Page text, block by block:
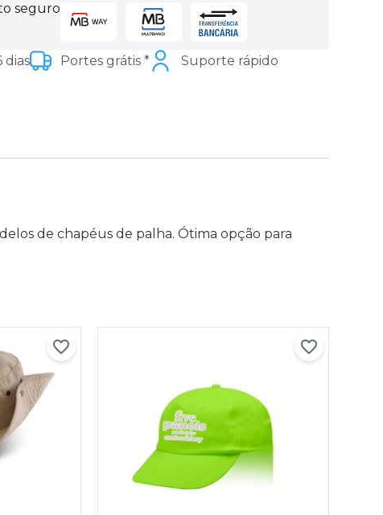
seguro
dias Portes grátis * Suporte rápido
de chapéus de palha. Ótima opção para